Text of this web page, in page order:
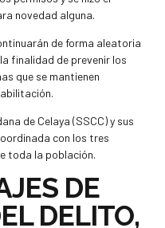
novedad alguna.
de forma aleatoria
finalidad de prevenir los
que se mantienen
de Celaya (SSCC) y sus
con los tres
toda la población.
DE
DELITO,